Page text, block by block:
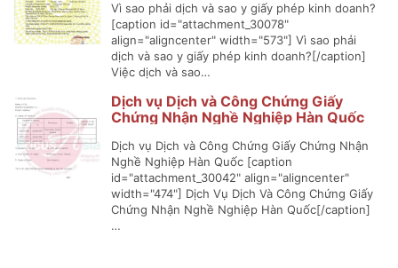
Vì sao phải dịch và sao y giấy phép kinh doanh?
[caption id="attachment_30078"
align="aligncenter" width="573"] Vì sao phải
dịch và sao y giấy phép kinh doanh?[/caption]
Việc dịch và sao…
Dịch vụ Dịch và Công Chứng Giấy
Chứng Nhận Nghề Nghiệp Hàn Quốc
Dịch vụ Dịch và Công Chứng Giấy Chứng Nhận
Nghề Nghiệp Hàn Quốc [caption
id="attachment_30042" align="aligncenter"
width="474"] Dịch Vụ Dịch Và Công Chứng Giấy
Chứng Nhận Nghề Nghiệp Hàn Quốc[/caption]
…